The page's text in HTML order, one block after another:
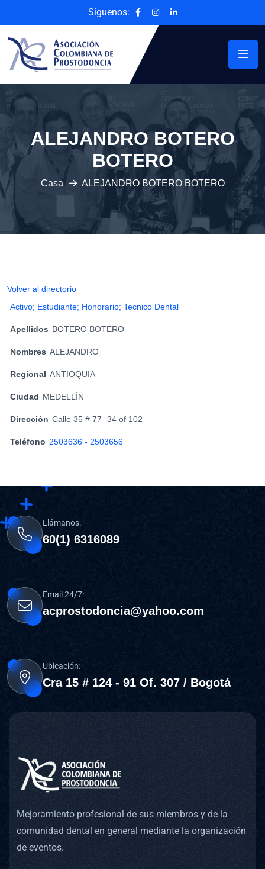
Síguenos:
ALEJANDRO BOTERO
BOTERO
Casa ALEJANDRO BOTERO BOTERO
Volver al directorio
Activo; Estudiante; Honorario; Tecnico Dental
Apellidos BOTERO BOTERO
Nombres ALEJANDRO
Regional ANTIOQUIA
Ciudad MEDELLÍN
Dirección Calle 35 # 77- 34 of 102
Teléfono 2503636 - 2503656
Llámanos:
60(1) 6316089
Email 24/7:
acprostodoncia@yahoo.com
Ubicación:
Cra 15 # 124 - 91 Of. 307 / Bogotá
Mejoramiento profesional de sus miembros y de la
comunidad dental en general mediante la organización
de eventos.